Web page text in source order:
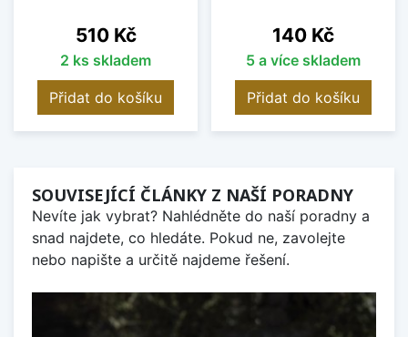
Cena
510 Kč
2 ks skladem
Přidat do košíku
Cena
140 Kč
5 a více skladem
Přidat do košíku
SOUVISEJÍCÍ ČLÁNKY Z NAŠÍ PORADNY
Nevíte jak vybrat? Nahlédněte do naší poradny a
snad najdete, co hledáte. Pokud ne, zavolejte
nebo napište a určitě najdeme řešení.